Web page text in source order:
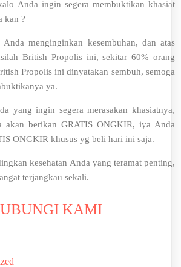
Anda ingin segera membuktikan khasiat
kan ?
menginginkan kesembuhan, dan atas
British Propolis ini, sekitar 60% orang
Propolis ini dinyatakan sembuh, semoga
ya.
yang ingin segera merasakan khasiatnya,
berikan GRATIS ONGKIR, iya Anda
ONGKIR khusus yg beli hari ini saja.
kesehatan Anda yang teramat penting,
terjangkau sekali.
KAMI